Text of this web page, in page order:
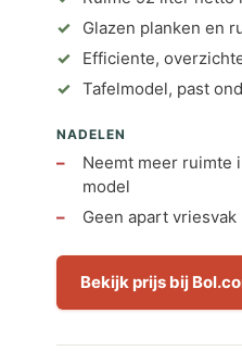
Glazen planken en
Efficiente,
Tafelmodel, past
NADELEN
Neemt meer ruimte
model
Geen apart vriesvak
Bekijk prijs bij